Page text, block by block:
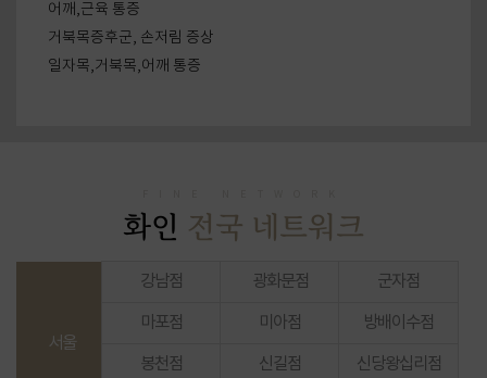
어깨,근육 통증
거북목증후군, 손저림 증상
일자목,거북목,어깨 통증
발목통증, 무릎통증
무릎 퇴행성 관절염 후기
허리디스크 후기
발목통증, 무릎통증
허리디스크
화인 전국 네트워크
서울
강남점 광화문점 군자점
마포점 미아점 방배이수점
봉천점 신길점 신당왕십리점